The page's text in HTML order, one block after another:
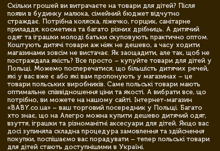
Скільки грошей ви витрачаєте на товари для дітей? Після
появи в будинку малюка, сімейний бюджет відчутно
страждає. Потрібна коляска, ліжечко, горщик, санітарне
приладдя, косметика та багато різних дрібниць. А дитячий
одяг та іграшки молоді батьки скуповують практично оптом.
Коштують дитячі товари аж ніяк не дешево, а часу ходити
магазинами зовсім не вистачає. Як заощадити, але так, щоб не
постраждала якість? Все просто – купуйте товари для дітей у
Польщі. Можемо посперечатися, що більшість дитячих речей,
які у вас вже є або які вам пропонують у магазинах – це
товари польських виробників. Саме польські товари мають
оптимальне співвідношення ціни та якості. А вибрати все, що
потрібно, ви можете на нашому сайті. Інтернет-магазин
«BABY.co.ua» – ваш торговий посередник у Польщі. Багато
хто знає, що на Алегро можна купити дешево дитячий одяг,
взуття, іграшки та різноманітні аксесуари для дітей. Якщо вас
досі зупиняла складна процедура замовлення та здійснення
покупки, поспішаємо вас порадувати – тепер польські товари
для дітей стають доступнішими в Україні.